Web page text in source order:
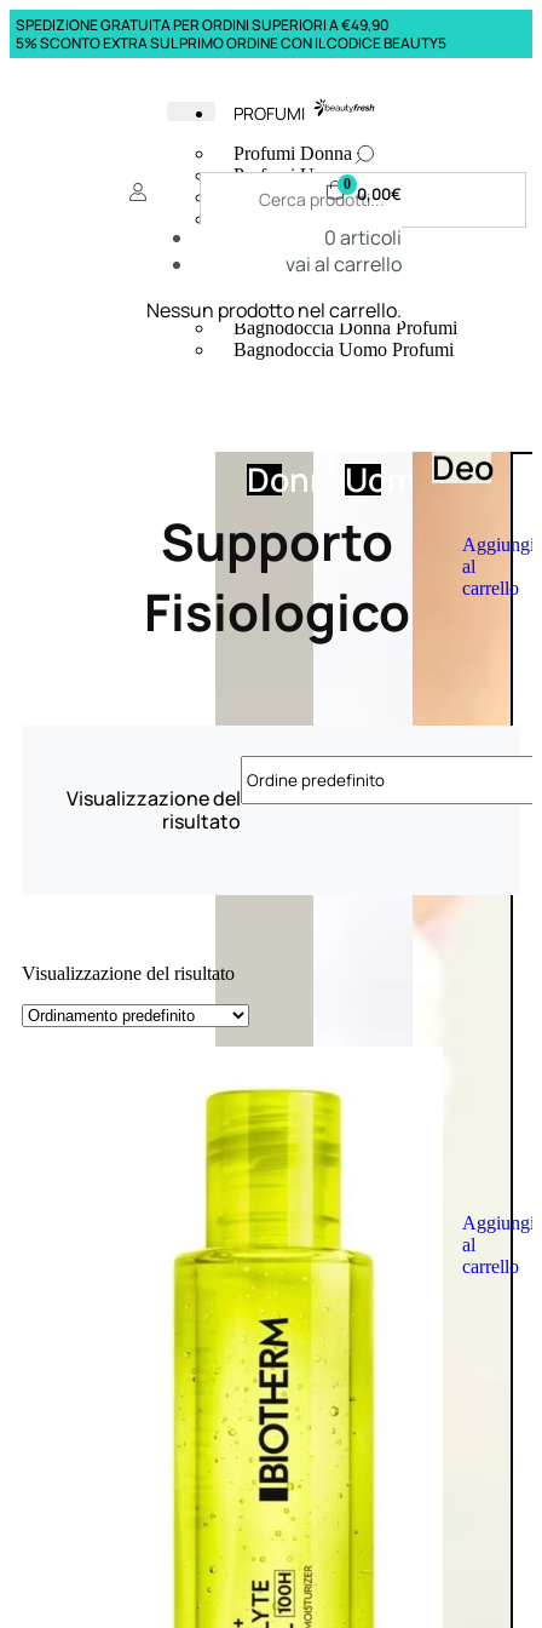
SPEDIZIONE GRATUITA PER ORDINI SUPERIORI A €49,90
5% SCONTO EXTRA SUL PRIMO ORDINE CON IL CODICE BEAUTY5
PROFUMI
Profumi Donna
Profumi Uomo
Deodoranti Donna
Corpo Donna
Corpo Uomo
Creme Mani
Bagnodoccia Donna Profumi
Bagnodoccia Uomo Profumi
DonnaUomoDeo
Aggiungi
al
carrello
Aggiungi
al
carrello
0 0,00€
0articoli
vai al carrello
Nessun prodotto nel carrello.
Supporto
Fisiologico
Visualizzazione del
risultato
Visualizzazione del risultato